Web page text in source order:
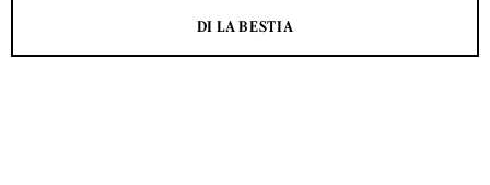
DI LA BESTIA